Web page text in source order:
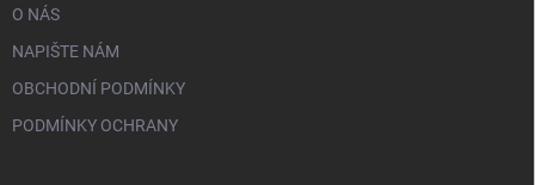
O NÁS
NAPIŠTE NÁM
OBCHODNÍ PODMÍNKY
PODMÍNKY OCHRANY